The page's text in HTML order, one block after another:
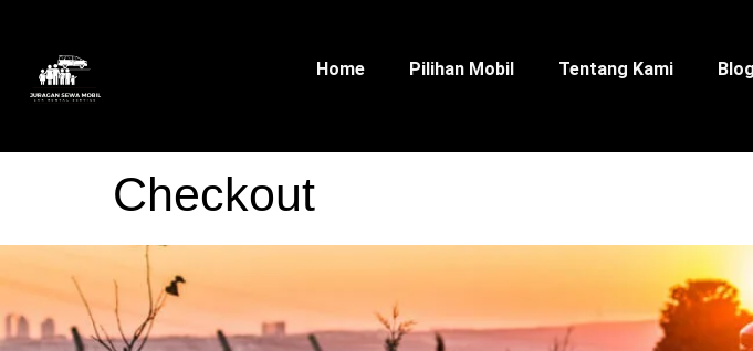
Home Pilihan Mobil Tentang Kami Blog
Checkout